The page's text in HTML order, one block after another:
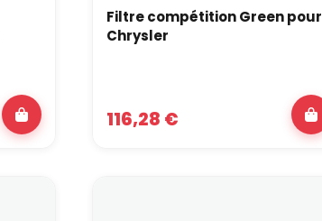
Filtre compétition Green pour
Chrysler
116,28 €